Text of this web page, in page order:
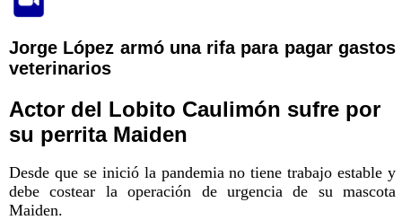
Jorge López armó una rifa para pagar gastos
veterinarios
Actor del Lobito Caulimón sufre por
su perrita Maiden
Desde que se inició la pandemia no tiene trabajo estable y
debe costear la operación de urgencia de su mascota
Maiden.